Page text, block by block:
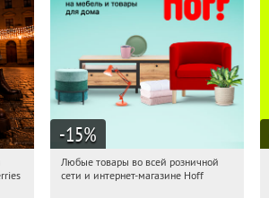
-15%
12:07:36 Получили:
Любые товары во всей розничной
сети и интернет-магазине Hoff